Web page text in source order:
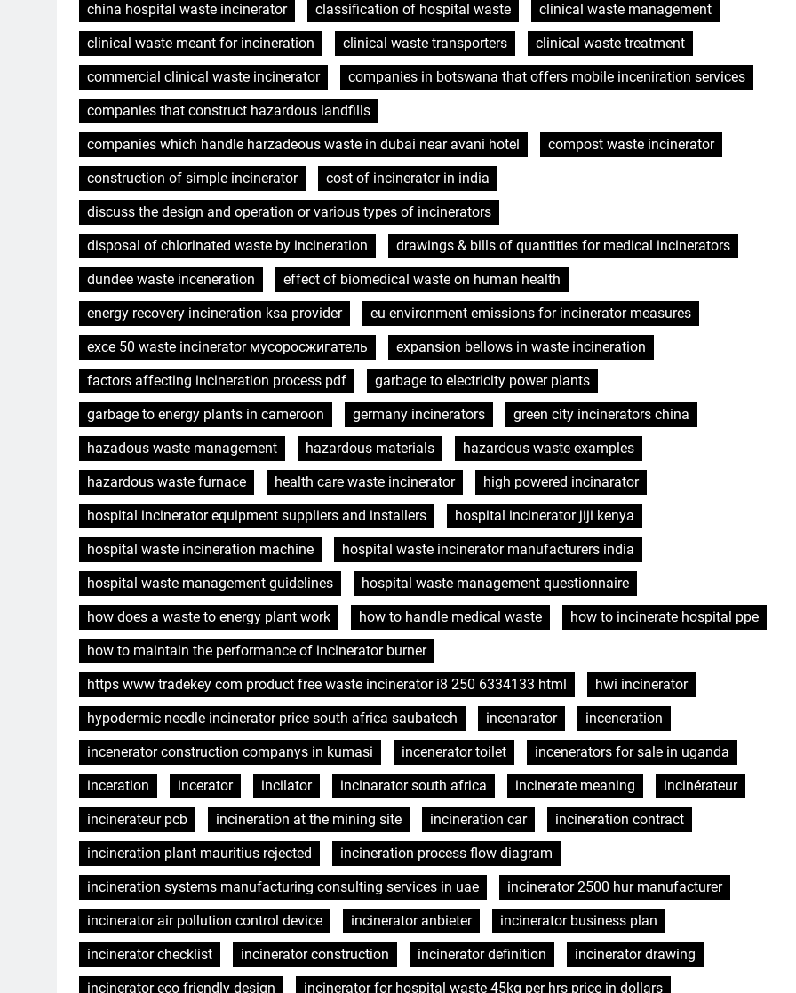
china hospital waste incinerator
classification of hospital waste
clinical waste management
clinical waste meant for incineration
clinical waste transporters
clinical waste treatment
commercial clinical waste incinerator
companies in botswana that offers mobile inceniration services
companies that construct hazardous landfills
companies which handle harzadeous waste in dubai near avani hotel
compost waste incinerator
construction of simple incinerator
cost of incinerator in india
discuss the design and operation or various types of incinerators
disposal of chlorinated waste by incineration
drawings & bills of quantities for medical incinerators
dundee waste inceneration
effect of biomedical waste on human health
energy recovery incineration ksa provider
eu environment emissions for incinerator measures
exce 50 waste incinerator мусоросжигатель
expansion bellows in waste incineration
factors affecting incineration process pdf
garbage to electricity power plants
garbage to energy plants in cameroon
germany incinerators
green city incinerators china
hazadous waste management
hazardous materials
hazardous waste examples
hazardous waste furnace
health care waste incinerator
high powered incinarator
hospital incinerator equipment suppliers and installers
hospital incinerator jiji kenya
hospital waste incineration machine
hospital waste incinerator manufacturers india
hospital waste management guidelines
hospital waste management questionnaire
how does a waste to energy plant work
how to handle medical waste
how to incinerate hospital ppe
how to maintain the performance of incinerator burner
https www tradekey com product free waste incinerator i8 250 6334133 html
hwi incinerator
hypodermic needle incinerator price south africa saubatech
incenarator
inceneration
incenerator construction companys in kumasi
incenerator toilet
incenerators for sale in uganda
inceration
incerator incilator incinarator south africa incinerate meaning
incinérateur
incinerateur pcb
incineration at the mining site incineration car
incineration contract
incineration plant mauritius rejected
incineration process flow diagram
incineration systems manufacturing consulting services in uae
incinerator 2500 hur manufacturer
incinerator air pollution control device
incinerator anbieter
incinerator business plan
incinerator checklist
incinerator construction incinerator definition
incinerator drawing
incinerator eco friendly design
incinerator for hospital waste 45kg per hrs price in dollars